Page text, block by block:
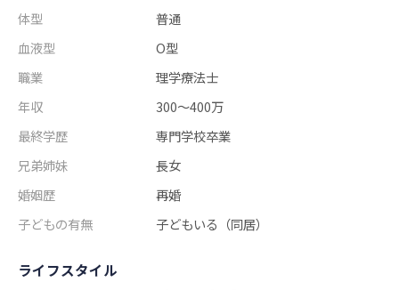
体型
普通
血液型
O型
職業
理学療法士
年収
300～400万
最終学歴
専門学校卒業
兄弟姉妹
長女
婚姻歴
再婚
子どもの有無
子どもいる（同居）
ライフスタイル